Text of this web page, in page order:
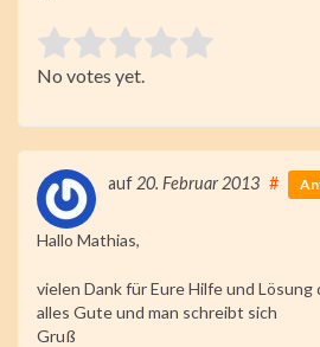
Rate this item:
Submit Rating
No votes yet.
auf 20. Februar 2013 #
Hallo Mathias,
vielen Dank für Eure Hilfe und Lösung
alles Gute und man schreibt sich
Gruß